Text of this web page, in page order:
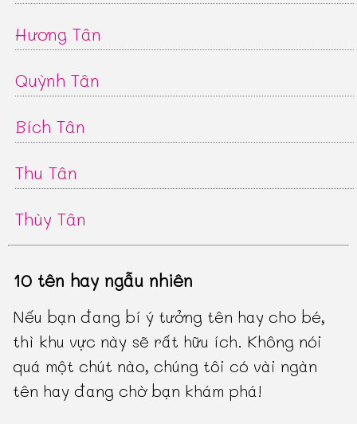
Hương Tân
Quỳnh Tân
Bích Tân
Thu Tân
Thùy Tân
10 tên hay ngẫu nhiên
Nếu bạn đang bí ý tưởng tên hay cho bé,
thì khu vực này sẽ rất hữu ích. Không nói
quá một chút nào, chúng tôi có vài ngàn
tên hay đang chờ bạn khám phá!